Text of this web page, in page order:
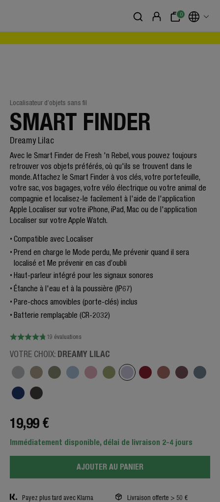
0
Localisateur d’objets sans fil
SMART FINDER
Dreamy Lilac
Avec le Smart Finder de Fresh 'n Rebel, vous pouvez toujours
retrouver vos objets préférés, où qu'ils se trouvent dans le
monde. Attachez le Smart Finder à vos clés, votre portefeuille,
votre sac, vos bagages, votre vélo électrique ou votre animal de
compagnie et localisez-le facilement à l'aide de l'application
Apple Localiser sur votre iPhone, iPad, Mac ou de l'application
Localiser sur votre Apple Watch.
Compatible avec Localiser
Prend en charge le Mode perdu, Me prévenir quand il sera
localisé et Me prévenir en cas d’oubli
Haut-parleur intégré pour les signaux sonores
Étanche à l'eau et à la poussière (IP67)
Pare-chocs amovibles (porte-clés) inclus
Batterie remplaçable (CR-2032)
19 évaluations
VOTRE CHOIX: DREAMY LILAC
19,99 €
Immédiatement disponible, délai de livraison 2-4 jours
AJOUTER AU PANIER
Payez plus tard avec Klarna
Livraison offerte > 50 €